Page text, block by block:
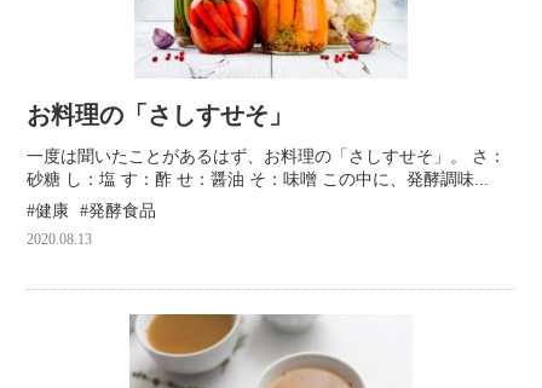
お料理の「さしすせそ」
一度は聞いたことがあるはず、お料理の「さしすせそ」。 さ：
砂糖 し：塩 す：酢 せ：醤油 そ：味噌 この中に、発酵調味...
健康
発酵食品
2020.08.13